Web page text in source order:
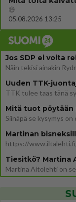
😅
05.08.2026 13:25
Mitä tuot pöytään
Martinan